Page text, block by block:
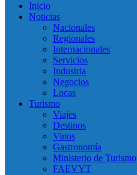
Inicio
Noticias
Nacionales
Regionales
Internacionales
Servicios
Industria
Negocios
Locas
Turismo
Viajes
Destinos
Vinos
Gastronomía
Ministerio de Turismo
FAEVYT